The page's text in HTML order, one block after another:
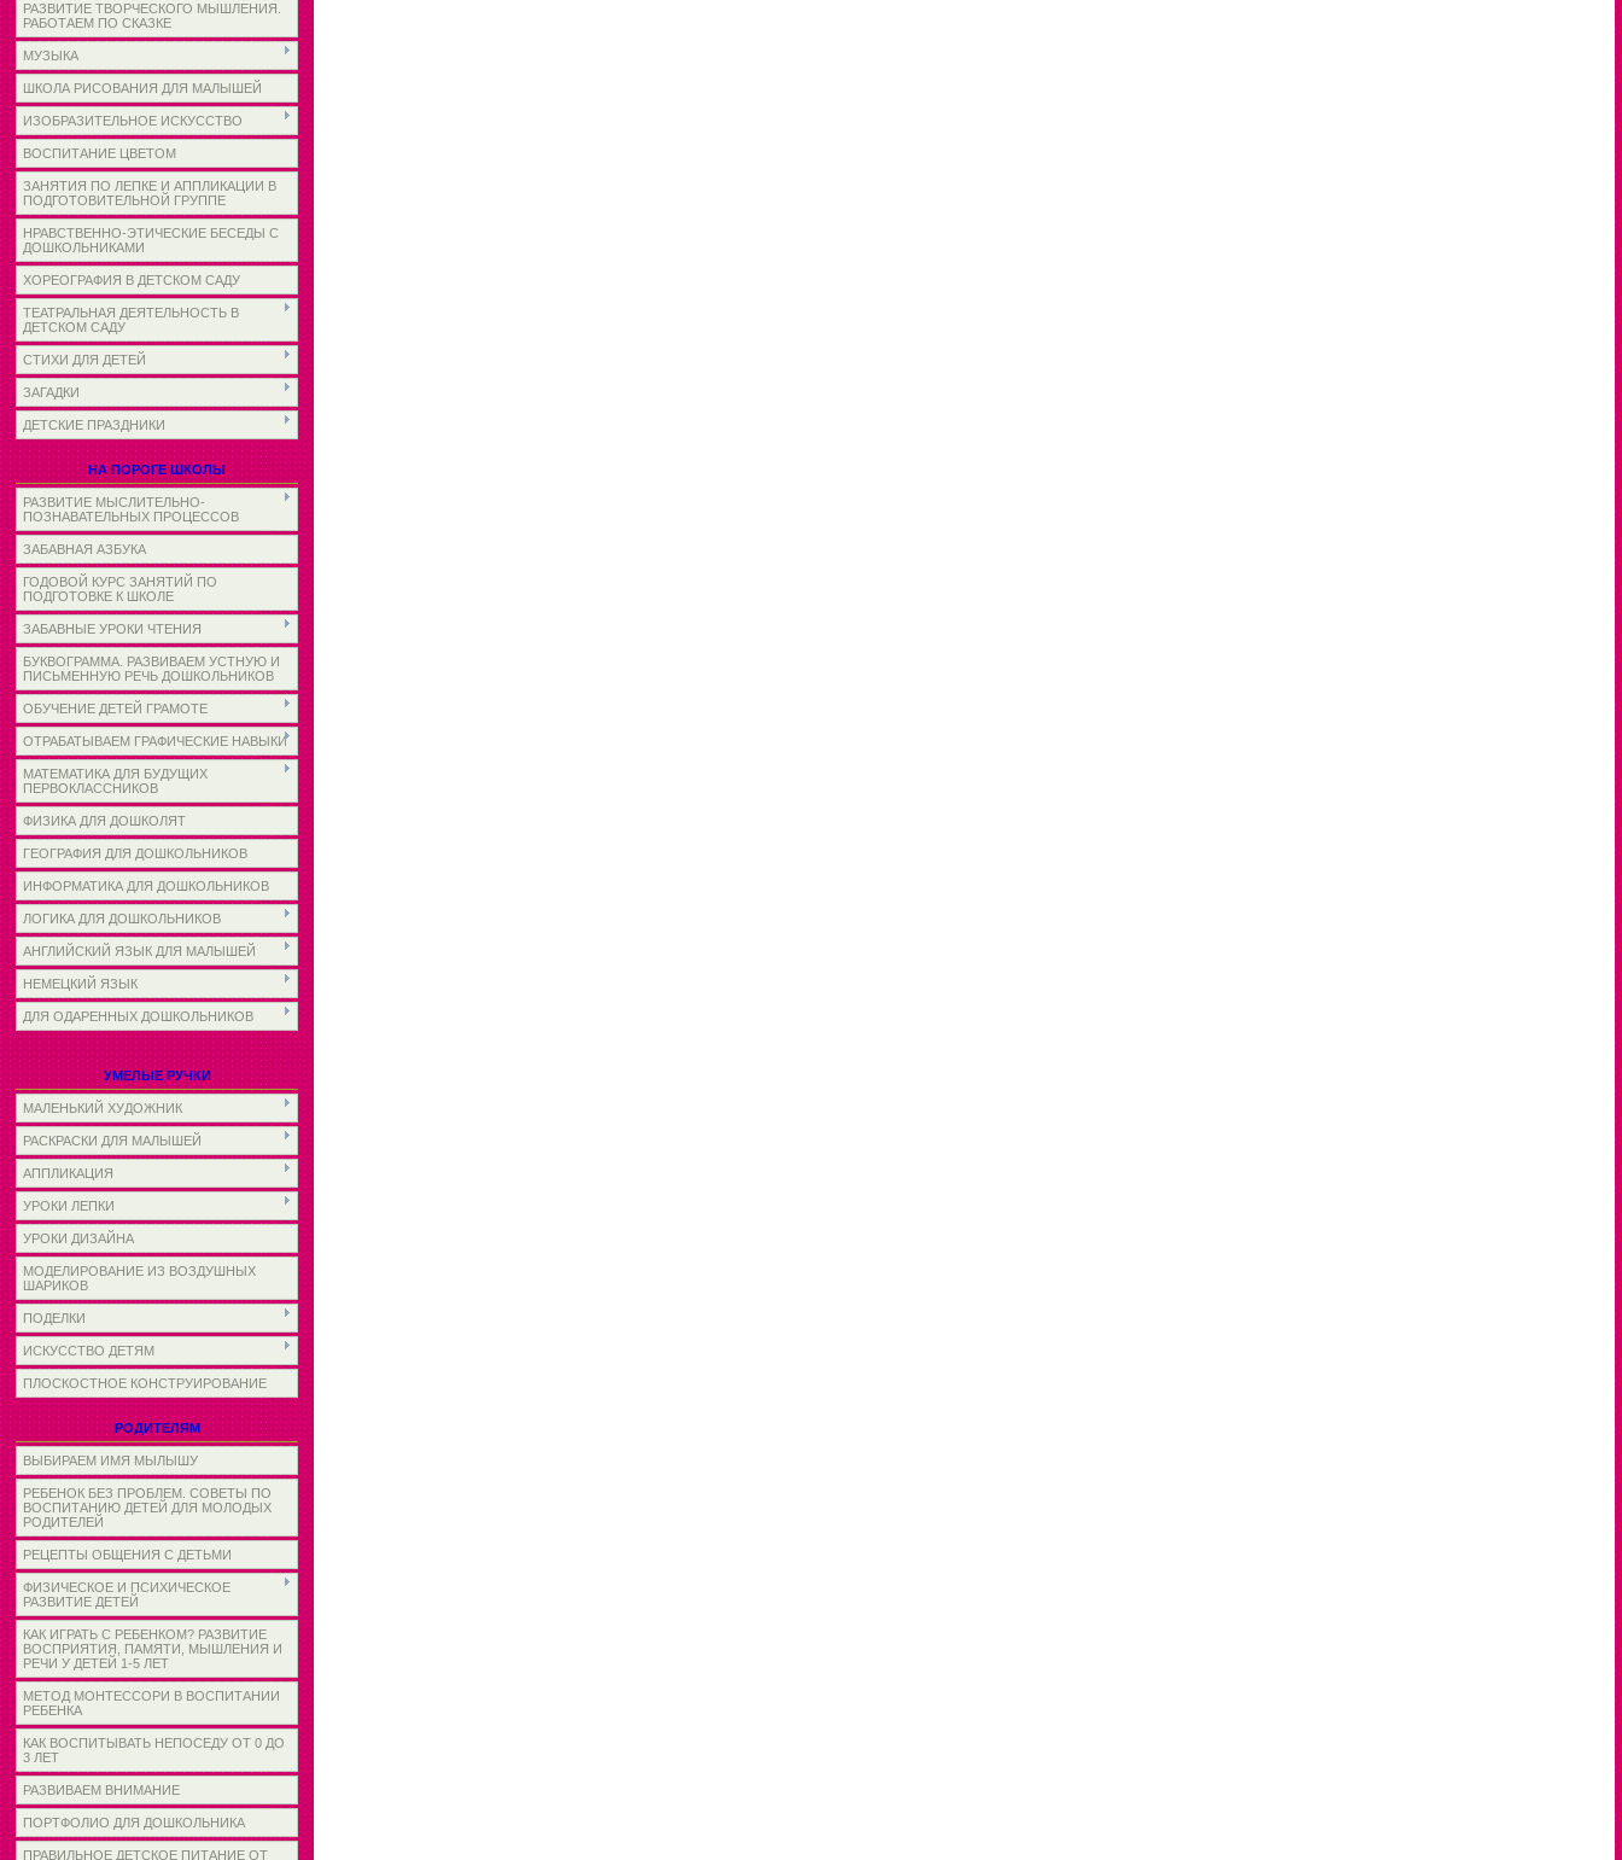
РАЗВИТИЕ ТВОРЧЕСКОГО МЫШЛЕНИЯ.
РАБОТАЕМ ПО СКАЗКЕ
МУЗЫКА
ШКОЛА РИСОВАНИЯ ДЛЯ МАЛЫШЕЙ
ИЗОБРАЗИТЕЛЬНОЕ ИСКУССТВО
ВОСПИТАНИЕ ЦВЕТОМ
ЗАНЯТИЯ ПО ЛЕПКЕ И АППЛИКАЦИИ В
ПОДГОТОВИТЕЛЬНОЙ ГРУППЕ
НРАВСТВЕННО-ЭТИЧЕСКИЕ БЕСЕДЫ С
ДОШКОЛЬНИКАМИ
ХОРЕОГРАФИЯ В ДЕТСКОМ САДУ
ТЕАТРАЛЬНАЯ ДЕЯТЕЛЬНОСТЬ В
ДЕТСКОМ САДУ
СТИХИ ДЛЯ ДЕТЕЙ
ЗАГАДКИ
ДЕТСКИЕ ПРАЗДНИКИ
НА ПОРОГЕ ШКОЛЫ
РАЗВИТИЕ МЫСЛИТЕЛЬНО-
ПОЗНАВАТЕЛЬНЫХ ПРОЦЕССОВ
ЗАБАВНАЯ АЗБУКА
ГОДОВОЙ КУРС ЗАНЯТИЙ ПО
ПОДГОТОВКЕ К ШКОЛЕ
ЗАБАВНЫЕ УРОКИ ЧТЕНИЯ
БУКВОГРАММА. РАЗВИВАЕМ УСТНУЮ И
ПИСЬМЕННУЮ РЕЧЬ ДОШКОЛЬНИКОВ
ОБУЧЕНИЕ ДЕТЕЙ ГРАМОТЕ
ОТРАБАТЫВАЕМ ГРАФИЧЕСКИЕ НАВЫКИ
МАТЕМАТИКА ДЛЯ БУДУЩИХ
ПЕРВОКЛАССНИКОВ
ФИЗИКА ДЛЯ ДОШКОЛЯТ
ГЕОГРАФИЯ ДЛЯ ДОШКОЛЬНИКОВ
ИНФОРМАТИКА ДЛЯ ДОШКОЛЬНИКОВ
ЛОГИКА ДЛЯ ДОШКОЛЬНИКОВ
АНГЛИЙСКИЙ ЯЗЫК ДЛЯ МАЛЫШЕЙ
НЕМЕЦКИЙ ЯЗЫК
ДЛЯ ОДАРЕННЫХ ДОШКОЛЬНИКОВ
УМЕЛЫЕ РУЧКИ
МАЛЕНЬКИЙ ХУДОЖНИК
РАСКРАСКИ ДЛЯ МАЛЫШЕЙ
АППЛИКАЦИЯ
УРОКИ ЛЕПКИ
УРОКИ ДИЗАЙНА
МОДЕЛИРОВАНИЕ ИЗ ВОЗДУШНЫХ
ШАРИКОВ
ПОДЕЛКИ
ИСКУССТВО ДЕТЯМ
ПЛОСКОСТНОЕ КОНСТРУИРОВАНИЕ
РОДИТЕЛЯМ
ВЫБИРАЕМ ИМЯ МЫЛЫШУ
РЕБЕНОК БЕЗ ПРОБЛЕМ. СОВЕТЫ ПО
ВОСПИТАНИЮ ДЕТЕЙ ДЛЯ МОЛОДЫХ
РОДИТЕЛЕЙ
РЕЦЕПТЫ ОБЩЕНИЯ С ДЕТЬМИ
ФИЗИЧЕСКОЕ И ПСИХИЧЕСКОЕ
РАЗВИТИЕ ДЕТЕЙ
КАК ИГРАТЬ С РЕБЕНКОМ? РАЗВИТИЕ
ВОСПРИЯТИЯ, ПАМЯТИ, МЫШЛЕНИЯ И
РЕЧИ У ДЕТЕЙ 1-5 ЛЕТ
МЕТОД МОНТЕССОРИ В ВОСПИТАНИИ
РЕБЕНКА
КАК ВОСПИТЫВАТЬ НЕПОСЕДУ ОТ 0 ДО
3 ЛЕТ
РАЗВИВАЕМ ВНИМАНИЕ
ПОРТФОЛИО ДЛЯ ДОШКОЛЬНИКА
ПРАВИЛЬНОЕ ДЕТСКОЕ ПИТАНИЕ ОТ